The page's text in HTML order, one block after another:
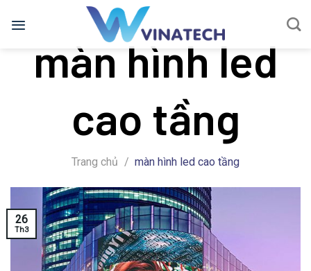
qua
màn hình led
cao tầng
Trang chủ / màn hình led cao tầng
26
Th3